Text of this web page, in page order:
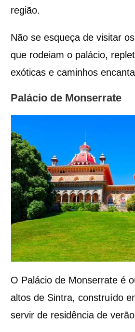
região.
Não se esqueça de visitar
que rodeiam o palácio,
exóticas e caminhos
Palácio de Monserrate
O Palácio de Monserrate é
altos de Sintra, construído
servir de residência de